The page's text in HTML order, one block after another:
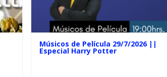
Músicos de Película 29/7/2026 ||
Especial Harry Potter